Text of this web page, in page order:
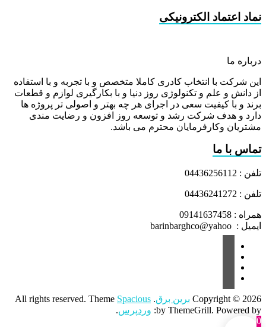
نماد اعتماد الکترونیکی
درباره ما
این شرکت با انتخاب کادری کاملا متخصص و با تجربه و با استفاده
از دانش و علم و تکنولوژی روز دنیا و با بکارگیری لوازم و قطعات
برند و با کیفیت سعی در اجرای هر چه بهتر و اصولی تر پروژه ها
دارد و هدف شرکت رشد و توسعه روز افزون و رضایت مندی
مشتریان وکارفرمایان محترم می باشد.
تماس با ما
تلفن : 04436256112
تلفن : 04436241272
همراه : 09141637458
ایمیل : barinbarghco@yahoo
Copyright © 2026 برین برق. All rights reserved. Theme
Spacious
by ThemeGrill. Powered by: وردپرس.
0